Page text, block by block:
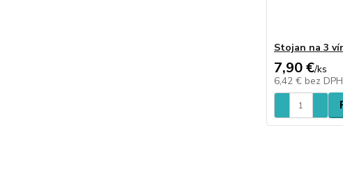
Stojan na 3
7,90 €/ks
6,42 € bez DPH